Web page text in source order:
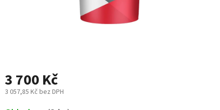
3 700 Kč
3 057,85 Kč bez DPH